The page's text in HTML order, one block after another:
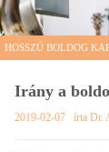
HOSSZÚ BOLDOG
Irány a
2019-02-07 írta Dr.